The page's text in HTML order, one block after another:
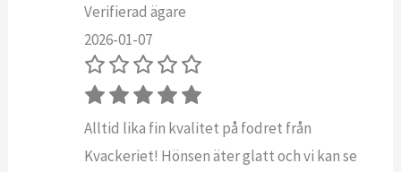
Verifierad ägare
2026-01-07
Alltid lika fin kvalitet på fodret från
Kvackeriet! Hönsen äter glatt och vi kan se